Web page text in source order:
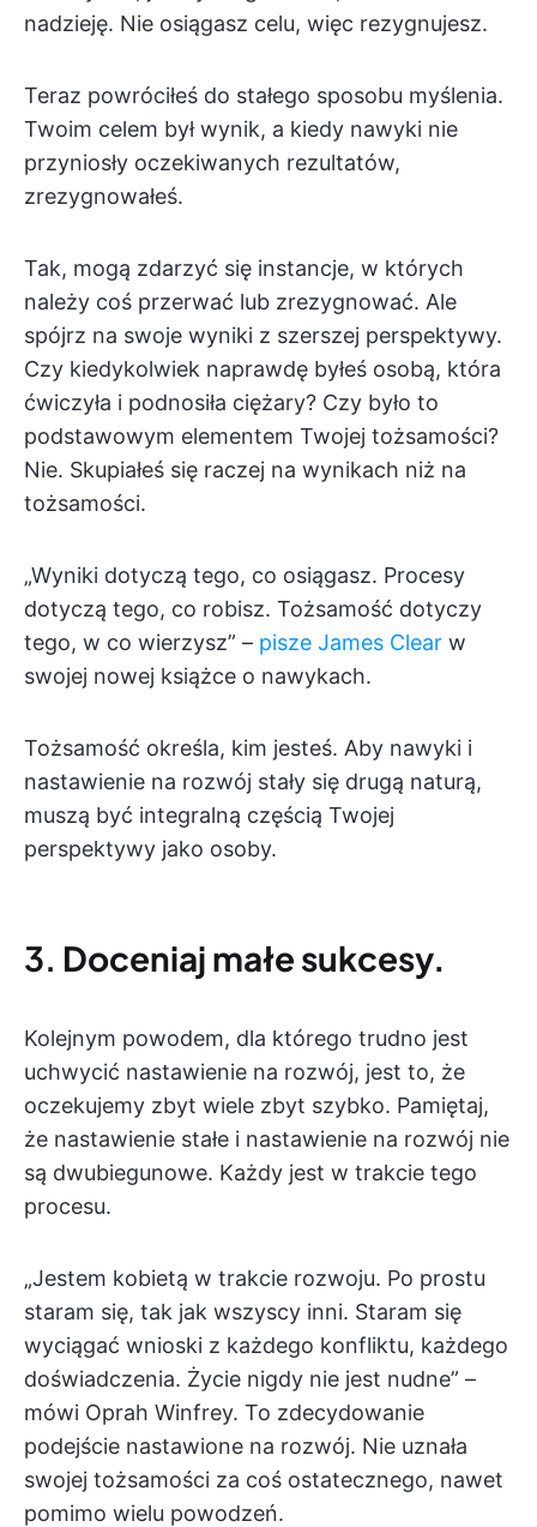
nadzieję. Nie osiągasz celu, więc rezygnujesz.
Teraz powróciłeś do stałego sposobu myślenia.
Twoim celem był wynik, a kiedy nawyki nie
przyniosły oczekiwanych rezultatów,
zrezygnowałeś.
Tak, mogą zdarzyć się instancje, w których
należy coś przerwać lub zrezygnować. Ale
spójrz na swoje wyniki z szerszej perspektywy.
Czy kiedykolwiek naprawdę byłeś osobą, która
ćwiczyła i podnosiła ciężary? Czy było to
podstawowym elementem Twojej tożsamości?
Nie. Skupiałeś się raczej na wynikach niż na
tożsamości.
„Wyniki dotyczą tego, co osiągasz. Procesy
dotyczą tego, co robisz. Tożsamość dotyczy
tego, w co wierzysz” – pisze James Clear w
swojej nowej książce o nawykach.
Tożsamość określa, kim jesteś. Aby nawyki i
nastawienie na rozwój stały się drugą naturą,
muszą być integralną częścią Twojej
perspektywy jako osoby.
3. Doceniaj małe sukcesy.
Kolejnym powodem, dla którego trudno jest
uchwycić nastawienie na rozwój, jest to, że
oczekujemy zbyt wiele zbyt szybko. Pamiętaj,
że nastawienie stałe i nastawienie na rozwój nie
są dwubiegunowe. Każdy jest w trakcie tego
procesu.
„Jestem kobietą w trakcie rozwoju. Po prostu
staram się, tak jak wszyscy inni. Staram się
wyciągać wnioski z każdego konfliktu, każdego
doświadczenia. Życie nigdy nie jest nudne” –
mówi Oprah Winfrey. To zdecydowanie
podejście nastawione na rozwój. Nie uznała
swojej tożsamości za coś ostatecznego, nawet
pomimo wielu powodzeń.